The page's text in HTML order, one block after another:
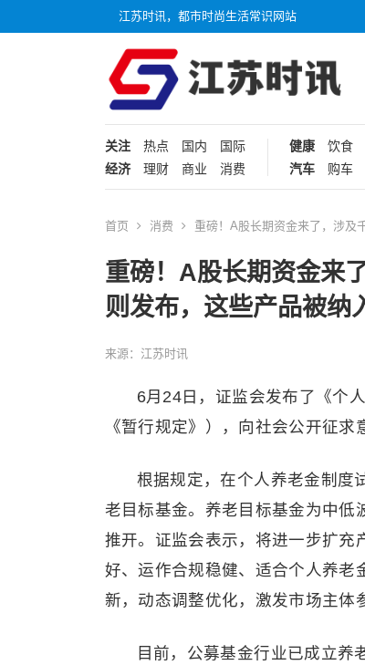
江苏时讯，都市时尚生活常识网站
关注 热点 国内
国际
经济
理财 商业 消费
健康 饮食
汽车
购车
首页 消费 重磅！A股长期资金来了，涉及
重磅！A股长期资金来
则发布，这些产品被纳
来源：江苏时讯
6月24日，证监会发布了《个
《暂行规定》），向社会公开征求
根据规定，在个人养老金制度
老目标基金。养老目标基金为中低
推开。证监会表示，将进一步扩充
好、运作合规稳健、适合个人养老
新，动态调整优化，激发市场主体
目前，公募基金行业已成立